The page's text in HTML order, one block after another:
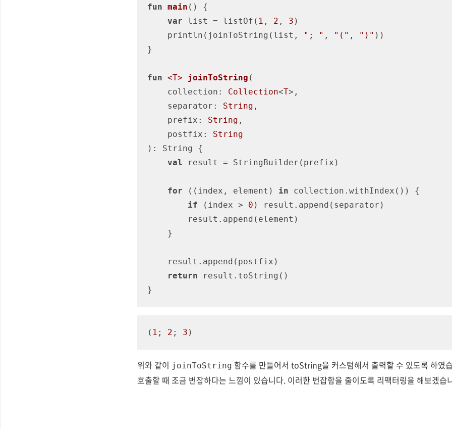
fun main ()
{
var list = listOf( 1 , 2 , 3 )
    println(joinToString(list,
"; " , "(" , ")" ))
}
fun <T> joinToString (
    collection:
Collection<T>,
    separator:
String ,
    prefix:
String ,
    postfix:
String
) : String {
val result = StringBuilder(prefix)
for ((index, element) in collection.withIndex()) {
if (index > 0 ) result.append(separator)
return result.toString()
}
( 1 ; 2 ; 3 )
위와 같이 joinToString 함수를 만들어서 toString을 커스텀해서 출력할 수 있도록 하였
호출할 때 조금 번잡하다는 느낌이 있습니다. 이러한 번잡함을 줄이도록 리팩터링을 해보겠습